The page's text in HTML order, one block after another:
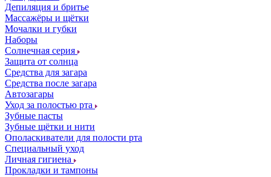
Депиляция и бритье
Массажёры и щётки
Мочалки и губки
Наборы
Солнечная серия
Защита от солнца
Средства для загара
Средства после загара
Автозагары
Уход за полостью рта
Зубные пасты
Зубные щётки и нити
Ополаскиватели для полости рта
Специальный уход
Личная гигиена
Прокладки и тампоны